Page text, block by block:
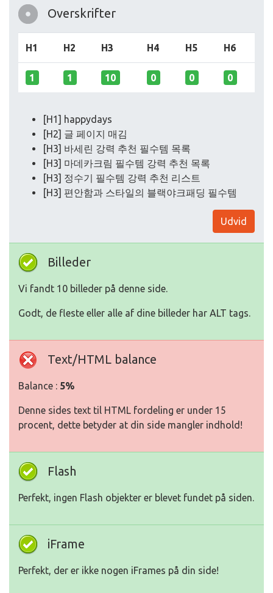
Overskrifter
H1 H2 H3 H4 H5 H6
1 1 10 0 0 0
[H1] happydays
[H2] 글 페이지 매김
[H3] 바세린 강력 추천 필수템 목록
[H3] 마데카크림 필수템 강력 추천 목록
[H3] 정수기 필수템 강력 추천 리스트
[H3] 편안함과 스타일의 블랙야크패딩 필수템
Udvid
Billeder
Vi fandt 10 billeder på denne side.
Godt, de fleste eller alle af dine billeder har ALT tags.
Text/HTML balance
Balance : 5%
Denne sides text til HTML fordeling er under 15
procent, dette betyder at din side mangler indhold!
Flash
Perfekt, ingen Flash objekter er blevet fundet på siden.
iFrame
Perfekt, der er ikke nogen iFrames på din side!